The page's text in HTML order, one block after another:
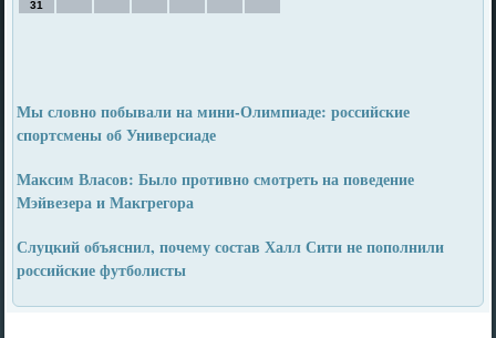
31
Мы словно побывали на мини-Олимпиаде: российские
спортсмены об Универсиаде
Максим Власов: Было противно смотреть на поведение
Мэйвезера и Макгрегора
Слуцкий объяснил, почему состав Халл Сити не пополнили
российские футболисты